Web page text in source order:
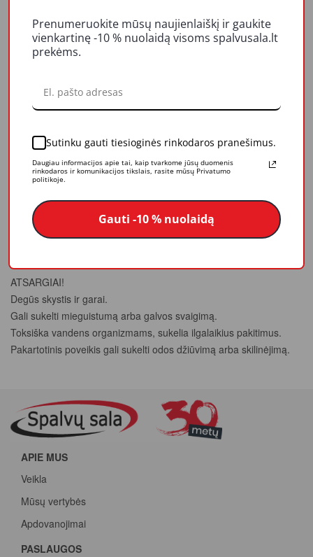
LIKUČIAI
Dažai TEKSTURDEKOR skirti dekoratyvinei medinių paviršių
apdailai ir apsaugai, eksploatuojamų atmosferos sąlygomis.
medienos struktūrą) ir vandenį atstumiančią hidrofobinę
plėvelę.
Džiūvimo trukmė 8 val.
Sunaudojimas: 9-11 m²/l apdorojant obliuotus paviršius; 4-7
m²/l apdorojant naujus paviršius
ATSARGIAI!
Degūs skystis ir garai.
Gali sukelti mieguistumą arba galvos svaigimą.
Toksiška vandens organizmams, sukelia ilgalaikius pakitimus.
Pakartotinis poveikis gali sukelti odos džiūvimą arba skilinėjimą.
APIE MUS
Veikla
Mūsų vertybės
Apdovanojimai
PASLAUGOS
Prenumeruokite mūsų naujienlaiškį ir gaukite
vienkartinę -10 % nuolaidą visoms spalvusala.lt
prekėms.
Sutinku gauti tiesioginės rinkodaros pranešimus.
Daugiau informacijos apie tai, kaip tvarkome jūsų duomenis
rinkodaros ir komunikacijos tikslais, rasite mūsų Privatumo
politikoje.
Gauti -10 % nuolaidą